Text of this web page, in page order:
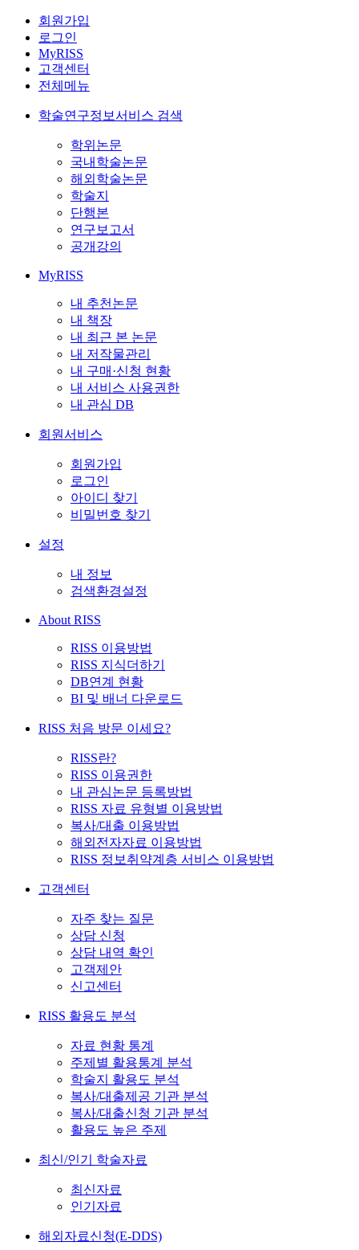
회원가입
로그인
MyRISS
고객센터
전체메뉴
학술연구정보서비스 검색
학위논문
국내학술논문
해외학술논문
학술지
단행본
연구보고서
공개강의
MyRISS
내 추천논문
내 책장
내 최근 본 논문
내 저작물관리
내 구매·신청 현황
내 서비스 사용권한
내 관심 DB
회원서비스
회원가입
로그인
아이디 찾기
비밀번호 찾기
설정
내 정보
검색환경설정
About RISS
RISS 이용방법
RISS 지식더하기
DB연계 현황
BI 및 배너 다운로드
RISS 처음 방문 이세요?
RISS란?
RISS 이용권한
내 관심논문 등록방법
RISS 자료 유형별 이용방법
복사/대출 이용방법
해외전자자료 이용방법
RISS 정보취약계층 서비스 이용방법
고객센터
자주 찾는 질문
상담 신청
상담 내역 확인
고객제안
신고센터
RISS 활용도 분석
자료 현황 통계
주제별 활용통계 분석
학술지 활용도 분석
복사/대출제공 기관 분석
복사/대출신청 기관 분석
활용도 높은 주제
최신/인기 학술자료
최신자료
인기자료
해외자료신청(E-DDS)